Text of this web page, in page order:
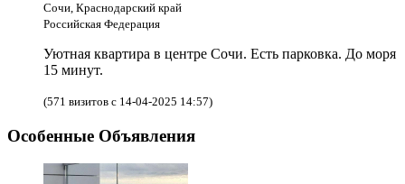
Сочи, Краснодарский край
Российская Федерация
Уютная квартира в центре Сочи. Есть парковка. До моря
15 минут.
(571 визитов с 14-04-2025 14:57)
Особенные Объявления